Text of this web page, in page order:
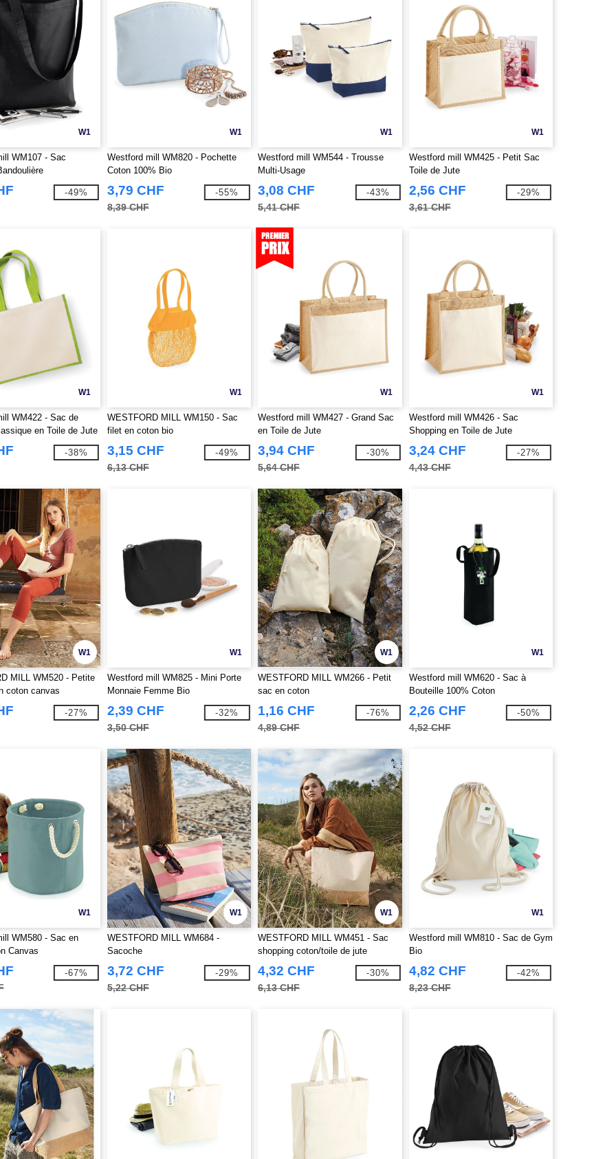
W1
WM107 - Sac
-49%
W1
Westford mill WM820 - Pochette
Coton 100% Bio
3,79 CHF
8,39 CHF
-55%
W1
Westford mill WM544 - Trousse
Multi-Usage
3,08 CHF
5,41 CHF
-43%
W1
Westford mill WM425 - Petit Sac
Toile de Jute
2,56 CHF
3,61 CHF
-29%
W1
WM422 - Sac de
en Toile de Jute
-38%
W1
WESTFORD MILL WM150 - Sac
filet en coton bio
3,15 CHF
6,13 CHF
-49%
W1
Westford mill WM427 - Grand Sac
en Toile de Jute
3,94 CHF
5,64 CHF
-30%
W1
Westford mill WM426 - Sac
Shopping en Toile de Jute
3,24 CHF
4,43 CHF
-27%
W1
MILL WM520 - Petite
coton canvas
-27%
W1
Westford mill WM825 - Mini Porte
Monnaie Femme Bio
2,39 CHF
3,50 CHF
-32%
W1
WESTFORD MILL WM266 - Petit
sac en coton
1,16 CHF
4,89 CHF
-76%
W1
Westford mill WM620 - Sac à
Bouteille 100% Coton
2,26 CHF
4,52 CHF
-50%
W1
WM580 - Sac en
Canvas
-67%
W1
WESTFORD MILL WM684 -
Sacoche
3,72 CHF
5,22 CHF
-29%
W1
WESTFORD MILL WM451 - Sac
shopping coton/toile de jute
4,32 CHF
6,13 CHF
-30%
W1
Westford mill WM810 - Sac de Gym
Bio
4,82 CHF
8,23 CHF
-42%